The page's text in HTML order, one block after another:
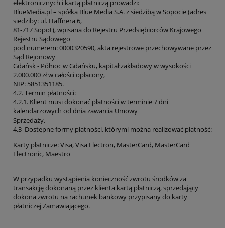
elektronicznych i kartą płatniczą prowadzi:
BlueMedia.pl – spółka Blue Media S.A. z siedzibą w Sopocie (adres
siedziby: ul. Haffnera 6,
81-717 Sopot), wpisana do Rejestru Przedsiębiorców Krajowego
Rejestru Sądowego
pod numerem: 0000320590, akta rejestrowe przechowywane przez
Sąd Rejonowy
Gdańsk - Północ w Gdańsku, kapitał zakładowy w wysokości
2.000.000 zł w całości opłacony,
NIP: 5851351185.
4.2. Termin płatności:
4.2.1. Klient musi dokonać płatności w terminie 7 dni
kalendarzowych od dnia zawarcia Umowy
Sprzedaży.
4.3 Dostępne formy płatności, którymi można realizować płatność:
Karty płatnicze: Visa, Visa Electron, MasterCard, MasterCard
Electronic, Maestro
W przypadku wystąpienia konieczność zwrotu środków za
transakcję dokonaną przez klienta kartą płatniczą, sprzedający
dokona zwrotu na rachunek bankowy przypisany do karty
płatniczej Zamawiającego.